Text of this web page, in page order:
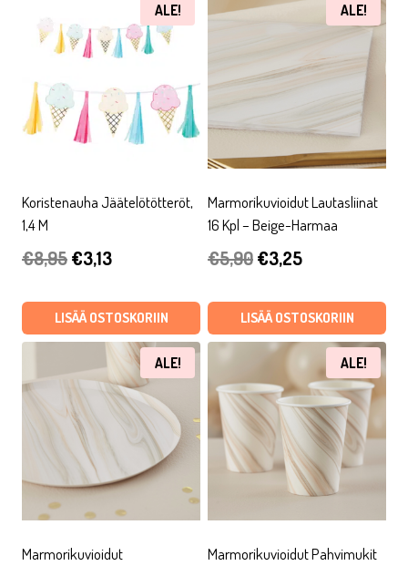
ALE!
Koristenauha Jäätelötötteröt,
1,4 M
€8,95Alkuperäinen
oli:
€8,95.
€3,13Nykyinen
on:
€3,13.
LISÄÄ OSTOSKORIIN
ALE!
Marmorikuvioidut Lautasliinat
16 Kpl – Beige-Harmaa
€5,90Alkuperäinen
oli:
€5,90.
€3,25Nykyinen
on:
€3,25.
LISÄÄ OSTOSKORIIN
ALE!
Marmorikuvioidut
ALE!
Marmorikuvioidut Pahvimukit